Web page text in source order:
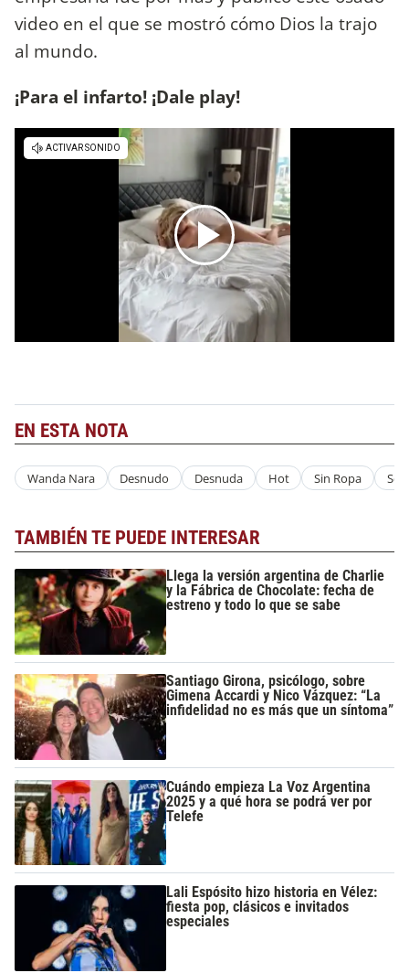
video en el que se mostró cómo Dios la trajo
al mundo.
¡Para el infarto! ¡Dale play!
EN ESTA NOTA
Wanda Nara Desnudo Desnuda Hot Sin Ropa
TAMBIÉN TE PUEDE INTERESAR
Llega la versión argentina de Charlie
y la Fábrica de Chocolate: fecha de
estreno y todo lo que se sabe
Santiago Girona, psicólogo, sobre
Gimena Accardi y Nico Vázquez: “La
infidelidad no es más que un síntoma”
Cuándo empieza La Voz Argentina
2025 y a qué hora se podrá ver por
Telefe
Lali Espósito hizo historia en Vélez:
fiesta pop, clásicos e invitados
especiales